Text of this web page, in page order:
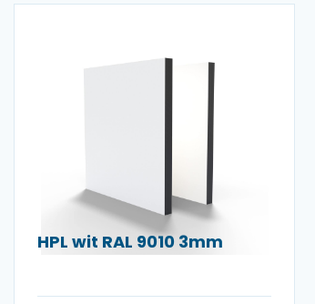
HPL wit RAL 9010 3mm